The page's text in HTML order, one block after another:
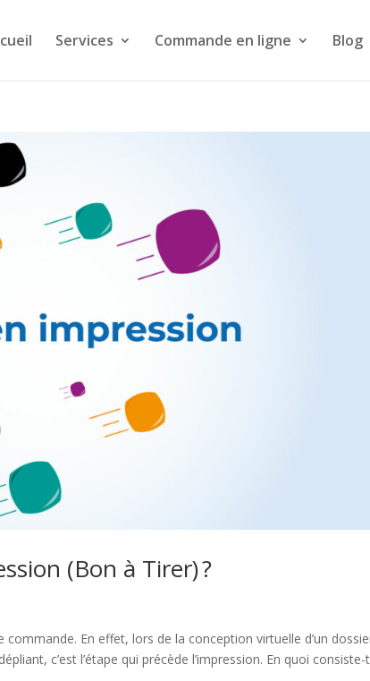
Services Commande en ligne Blog
(Bon à Tirer) ?
commande. En effet, lors de la conception virtuelle d’un
c’est l’étape qui précède l’impression. En quoi consiste-